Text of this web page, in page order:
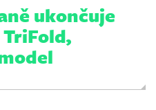
ukončuje